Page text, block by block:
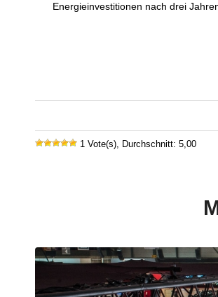
Energieinvestitionen nach drei
1 Vote(s), Durchschnitt: 5,00